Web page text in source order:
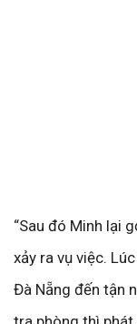
“Sau đó Minh lại
xảy ra vụ việc.
Đà Nẵng đến tận